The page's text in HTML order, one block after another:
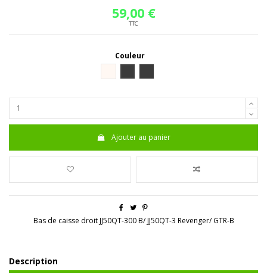
59,00 €
TTC
Couleur
Ajouter au panier
Bas de caisse droit JJ50QT-300 B / JJ50QT-3 Revenger / GTR-B
Description